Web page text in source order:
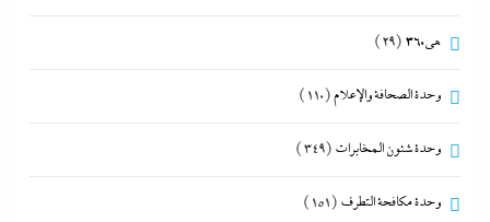
هى360 (29)
وحدة الصحافة والإعلام(110)
وحدة شئون المخابرات (349)
وحدة مكافحة التطرف (151)